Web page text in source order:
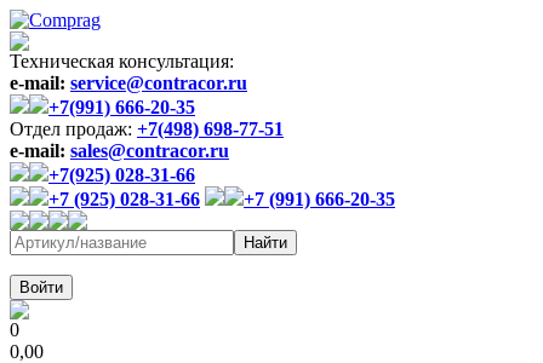
Техническая консультация:
e-mail: service@contracor.ru
+7(991) 666-20-35
Отдел продаж: +7(498) 698-77-51
e-mail: sales@contracor.ru
+7(925) 028-31-66
+7 (925) 028-31-66
+7 (991) 666-20-35
Войти
0
0,00